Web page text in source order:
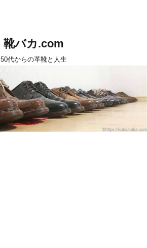
靴バカ.com
50代からの革靴と人生